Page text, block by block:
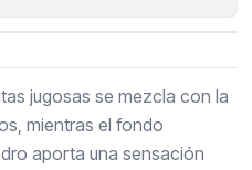
jugosas se mezcla con la
mientras el fondo
aporta una sensación